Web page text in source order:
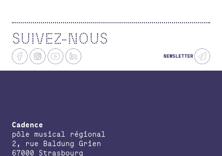
SUIVEZ-NOUS
NEWSLETTER
Cadence
pôle musical régional
2, rue Baldung Grien
67000 Strasbourg